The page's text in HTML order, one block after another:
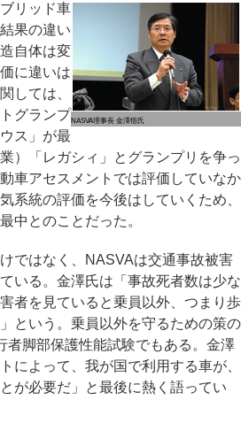
NASVA理事長 金澤悟氏
リッド車
果の違い
自体は変
に違いは
しては、
グランプ
ス」が最
）「レガシィ」とグランプリを争っ
車アセスメントでは評価していなか
系統の評価を今後はしていくため、
中とのことだった。
ではなく、NASVAは交通事故被害
いる。金澤氏は「事故死者数は少な
者を見ていると乗員以外、つまり歩
という。乗員以外を守るための策の
者脚部保護性能試験でもある。金澤
によって、我が国で利用する車が、
が必要だ」と最後に熱く語ってい